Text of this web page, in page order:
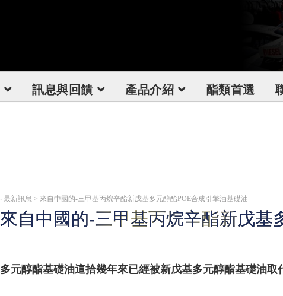
訊息與回饋 產品介紹 酯類首選
‧ 最新訊息 > 來自中國的-三甲基丙烷辛酯新戊基多元醇酯POE合成引擎油基礎油
來自中國的-三甲基丙烷辛酯新戊基
多元醇酯基礎油這拾幾年來已經被新戊基多元醇酯基礎油取